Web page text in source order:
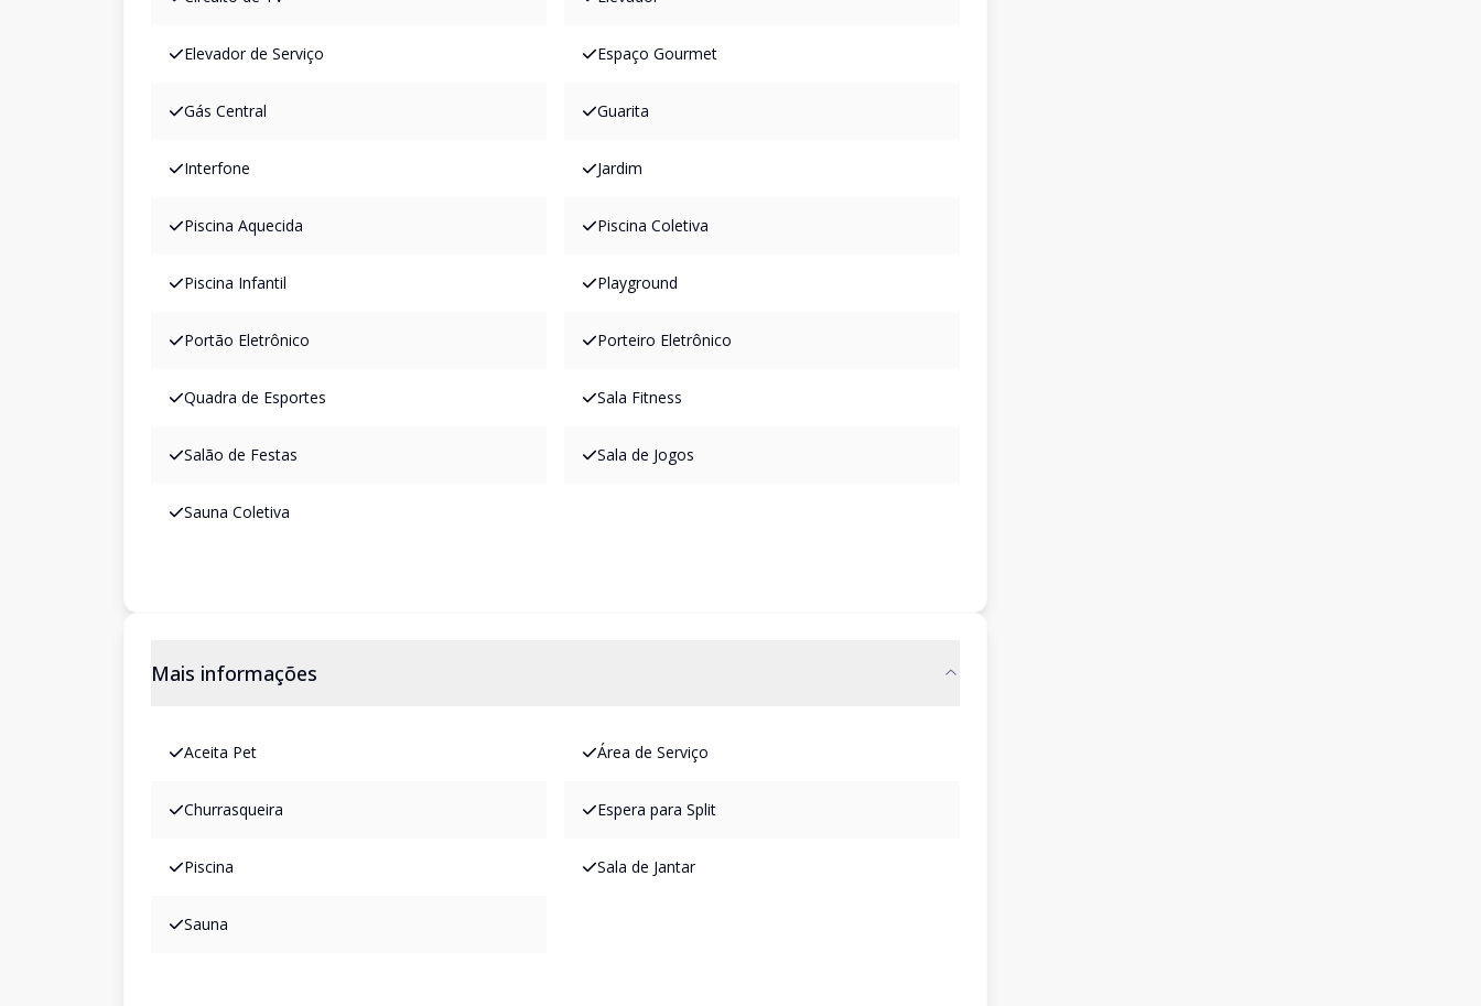
Elevador de Serviço Espaço Gourmet
Gás Central Guarita
Interfone Jardim
Piscina Aquecida Piscina Coletiva
Piscina Infantil Playground
Portão Eletrônico Porteiro Eletrônico
Quadra de Esportes Sala Fitness
Salão de Festas Sala de Jogos
Sauna Coletiva
Mais informações
Aceita Pet Área de Serviço
Churrasqueira Espera para Split
Piscina Sala de Jantar
Sauna